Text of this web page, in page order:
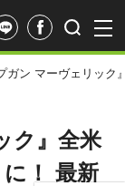
ガン マーヴェリッ
ク』全米
！ 最新